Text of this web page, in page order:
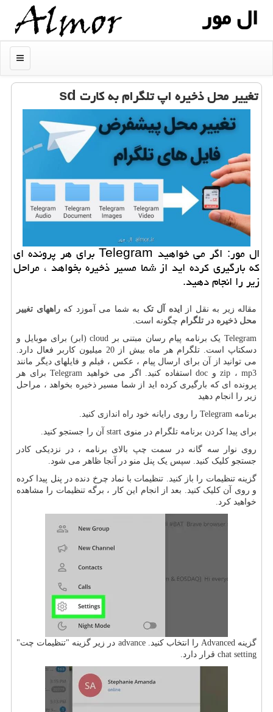
ال مور
منو
تغییر محل ذخیره اپ تلگرام به كارت sd
ال مور: اگر می خواهید Telegram برای هر پرونده ای
كه بارگیری كرده اید از شما مسیر ذخیره بخواهد ، مراحل
زیر را انجام دهید.
مقاله زیر به نقل از ایده آل تک به شما می آموزد کهراههای تغییر
محل ذخیره در تلگرام چگونه است.
Telegram یک برنامه پیام رسان مبتنی بر cloud (ابر) برای موبایل و
دسکتاپ است. تلگرام هر ماه بیش از 20 میلیون کاربر فعال دارد.
می توانید از آن برای ارسال پیام ، عکس ، فیلم و فایلهای دیگر مانند
zip ، mp3 و doc استفاده کنید. اگر می خواهید Telegram برای هر
پرونده ای که بارگیری کرده اید از شما مسیر ذخیره بخواهد ، مراحل
زیر را انجام دهید
برنامه Telegram را روی رایانه خود راه اندازی کنید.
برای پیدا کردن برنامه تلگرام در منوی start آن را جستجو کنید.
روی نوار سه گانه در سمت چپ بالای برنامه ، در نزدیکی کادر
جستجو کلیک کنید. سپس یک پنل منو در آنجا ظاهر می شود.
گزینه تنظیمات را باز کنید. تنظیمات با نماد چرخ دنده در پنل پیدا کرده
و روی آن کلیک کنید. بعد از انجام این کار ، برگه تنظیمات را مشاهده
خواهید کرد.
گزینه Advanced را انتخاب کنید. advance در زیر گزینه "تنظیمات چت"
chat setting قرار دارد.